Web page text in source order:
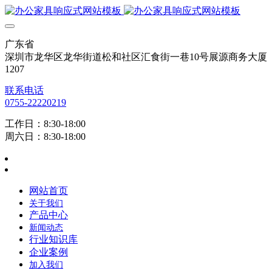
广东省
深圳市龙华区龙华街道松和社区汇食街一巷10号展源商务大厦
1207
联系电话
0755-22220219
工作日：8:30-18:00
周六日：8:30-18:00
网站首页
关于我们
产品中心
新闻动态
行业知识库
企业案例
加入我们